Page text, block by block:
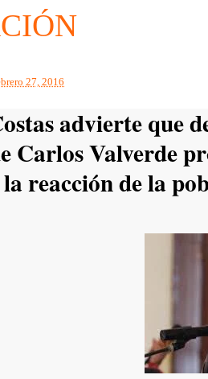
27, 2016
advierte que
Carlos Valverde
la reacción de la